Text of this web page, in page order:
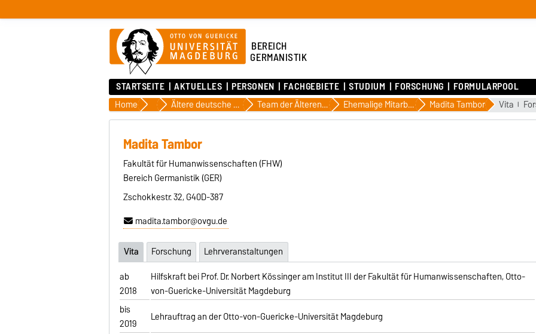
BEREICH
GERMANISTIK
STARTSEITE AKTUELLES PERSONEN FACHGEBIETE STUDIUM FORSCHUNG FORMULARPOOL
Home Fachgebiete Ältere deutsche Literatur Team der Älteren deutschen Literatur Ehemalige MitarbeiterInnen der Älteren deutschen Literatur Madita Tambor Vita
Madita Tambor
Fakultät für Humanwissenschaften (FHW)
Bereich Germanistik (GER)
Zschokkestr. 32, G40D-387
madita.tambor@ovgu.de
Vita Forschung
Lehrveranstaltungen
ab
2018
Hilfskraft bei Prof. Dr. Norbert Kössinger am Institut III der Fakultät für Humanwissenschaften, Otto-
von-Guericke-Universität Magdeburg
bis
2019
Lehrauftrag an der Otto-von-Guericke-Universität Magdeburg